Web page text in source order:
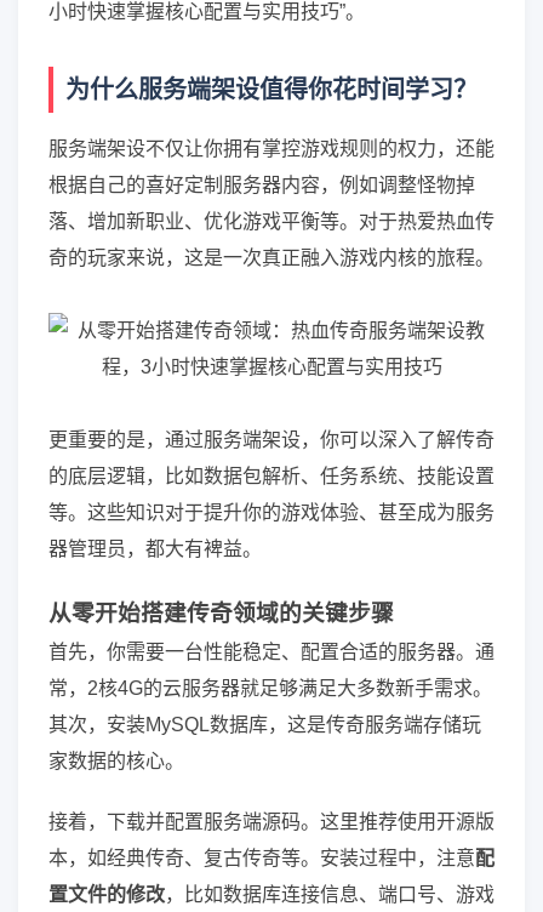
小时快速掌握核心配置与实用技巧”。
为什么服务端架设值得你花时间学习？
服务端架设不仅让你拥有掌控游戏规则的权力，还能
根据自己的喜好定制服务器内容，例如调整怪物掉
落、增加新职业、优化游戏平衡等。对于热爱热血传
奇的玩家来说，这是一次真正融入游戏内核的旅程。
更重要的是，通过服务端架设，你可以深入了解传奇
的底层逻辑，比如数据包解析、任务系统、技能设置
等。这些知识对于提升你的游戏体验、甚至成为服务
器管理员，都大有裨益。
从零开始搭建传奇领域的关键步骤
首先，你需要一台性能稳定、配置合适的服务器。通
常，2核4G的云服务器就足够满足大多数新手需求。
其次，安装MySQL数据库，这是传奇服务端存储玩
家数据的核心。
接着，下载并配置服务端源码。这里推荐使用开源版
本，如经典传奇、复古传奇等。安装过程中，注意配
置文件的修改，比如数据库连接信息、端口号、游戏